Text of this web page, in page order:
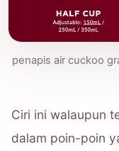
penapis air cuckoo
Ciri ini walaupun
dalam poin-poin